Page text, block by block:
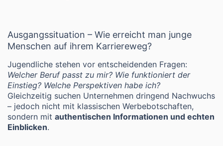
Ausgangssituation – Wie erreicht man junge
Menschen auf ihrem Karriereweg?
Jugendliche stehen vor entscheidenden Fragen:
Welcher Beruf passt zu mir? Wie funktioniert der
Einstieg? Welche Perspektiven habe ich?
Gleichzeitig suchen Unternehmen dringend Nachwuchs
– jedoch nicht mit klassischen Werbebotschaften,
sondern mit authentischen Informationen und echten
Einblicken.